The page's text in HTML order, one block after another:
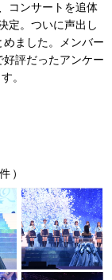
コンサートを追体
定。ついに声出し
ました。メンバー
評だったアンケー
。
）